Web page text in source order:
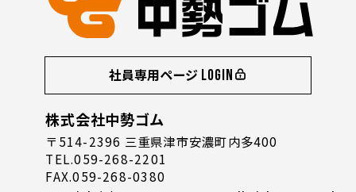
社員専用ページ LOGIN
株式会社中勢ゴム
〒514-2396 三重県津市安濃町内多400
TEL.059-268-2201
FAX.059-268-0380